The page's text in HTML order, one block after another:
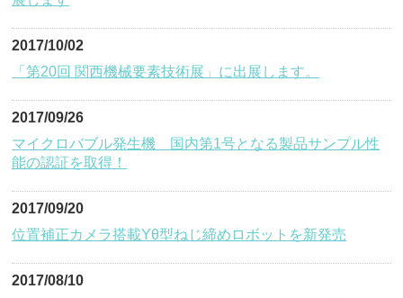
2017/10/02
「第20回 関西機械要素技術展」に出展します。
2017/09/26
マイクロバブル発生機 国内第1号となる製品サンプル性
能の認証を取得！
2017/09/20
位置補正カメラ搭載Yθ型ねじ締めロボットを新発売
2017/08/10